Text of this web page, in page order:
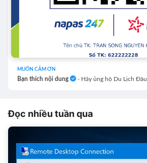
MUỐN CẢM ƠN
Bạn thích nội dung - Hãy ủng hộ Du Lịch Đâu.
Đọc nhiều tuần qua